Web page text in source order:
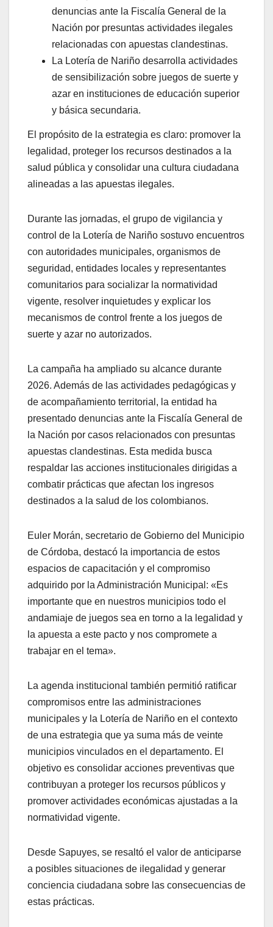
denuncias ante la Fiscalía General de la
Nación por presuntas actividades ilegales
relacionadas con apuestas clandestinas.
La Lotería de Nariño desarrolla actividades
de sensibilización sobre juegos de suerte y
azar en instituciones de educación superior
y básica secundaria.
El propósito de la estrategia es claro: promover la
legalidad, proteger los recursos destinados a la
salud pública y consolidar una cultura ciudadana
alineadas a las apuestas ilegales.
Durante las jornadas, el grupo de vigilancia y
control de la Lotería de Nariño sostuvo encuentros
con autoridades municipales, organismos de
seguridad, entidades locales y representantes
comunitarios para socializar la normatividad
vigente, resolver inquietudes y explicar los
mecanismos de control frente a los juegos de
suerte y azar no autorizados.
La campaña ha ampliado su alcance durante
2026. Además de las actividades pedagógicas y
de acompañamiento territorial, la entidad ha
presentado denuncias ante la Fiscalía General de
la Nación por casos relacionados con presuntas
apuestas clandestinas. Esta medida busca
respaldar las acciones institucionales dirigidas a
combatir prácticas que afectan los ingresos
destinados a la salud de los colombianos.
Euler Morán, secretario de Gobierno del Municipio
de Córdoba, destacó la importancia de estos
espacios de capacitación y el compromiso
adquirido por la Administración Municipal: «Es
importante que en nuestros municipios todo el
andamiaje de juegos sea en torno a la legalidad y
la apuesta a este pacto y nos compromete a
trabajar en el tema».
La agenda institucional también permitió ratificar
compromisos entre las administraciones
municipales y la Lotería de Nariño en el contexto
de una estrategia que ya suma más de veinte
municipios vinculados en el departamento. El
objetivo es consolidar acciones preventivas que
contribuyan a proteger los recursos públicos y
promover actividades económicas ajustadas a la
normatividad vigente.
Desde Sapuyes, se resaltó el valor de anticiparse
a posibles situaciones de ilegalidad y generar
conciencia ciudadana sobre las consecuencias de
estas prácticas.